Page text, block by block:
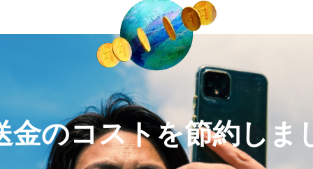
金のコストを節約しま